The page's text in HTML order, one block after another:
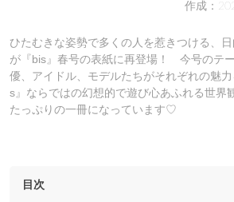
作成：
ひたむきな姿勢で多くの人を惹きつける、
が『bis』春号の表紙に再登場！ 今号のテ
優、アイドル、モデルたちがそれぞれの魅
s』ならではの幻想的で遊び心あふれる世界
たっぷりの一冊になっています♡
目次